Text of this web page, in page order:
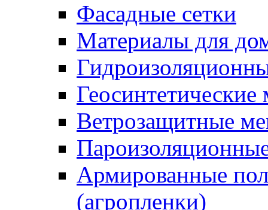
Фасадные сетки
Материалы для
Геосинтетические
Ветрозащитные
Армированные
(агропленки)